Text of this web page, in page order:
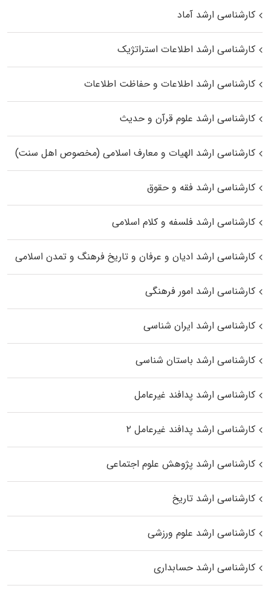
کارشناسی ارشد آماد
کارشناسی ارشد اطلاعات استراتژیک
کارشناسی ارشد اطلاعات و حفاظت اطلاعات
کارشناسی ارشد علوم قرآن و حدیث
کارشناسی ارشد الهیات و معارف اسلامی (مخصوص اهل سنت)
کارشناسی ارشد فقه و حقوق
کارشناسی ارشد فلسفه و کلام اسلامی
کارشناسی ارشد ادیان و عرفان و تاریخ فرهنگ و تمدن اسلامی
کارشناسی ارشد امور فرهنگی
کارشناسی ارشد ایران شناسی
کارشناسی ارشد باستان شناسی
کارشناسی ارشد پدافند غیرعامل
کارشناسی ارشد پدافند غیرعامل ۲
کارشناسی ارشد پژوهش علوم اجتماعی
کارشناسی ارشد تاریخ
کارشناسی ارشد علوم ورزشی
کارشناسی ارشد حسابداری